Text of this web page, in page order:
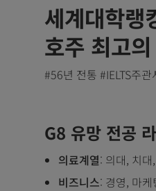
세계대학
호주 최고
#56년 전통 #IELTS주
G8 유망 전공
의료계열: 의대, 치
비즈니스: 경영, 마